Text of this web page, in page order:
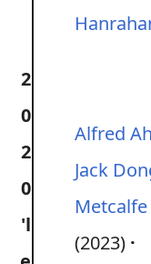
2
0
2
0
'l
Alfred
Jack
Metcalfe
(2023)